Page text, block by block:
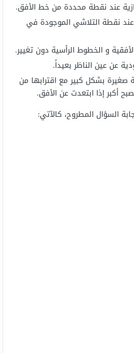
عند نقطة محددة من خط الأفق.
نقطة التلاشي الموجودة في
و الخطوط الرأسية دون تغيير.
عن عين الناظر بعيداً.
صغيرة بشكل كبير مع اقترابها من
أكبر إذا ابتعدت عن الأفق.
السؤال المطروح، كالآتي: